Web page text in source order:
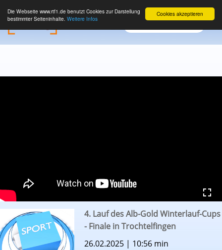
Cookies akzeptieren
Die Webseite www.rtf1.de benutzt Cookies zur Darstellung
bestimmter Seiteninhalte. Weitere Infos
4. Lauf des Alb-Gold Winterlauf-Cups
- Finale in Trochtelfingen
26.02.2025 | 10:56 min